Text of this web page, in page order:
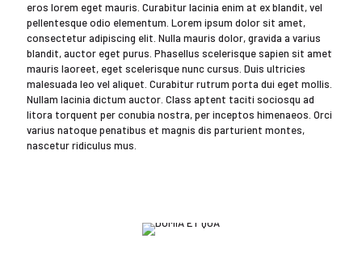
eros lorem eget mauris. Curabitur lacinia enim at ex blandit, vel
pellentesque odio elementum. Lorem ipsum dolor sit amet,
consectetur adipiscing elit. Nulla mauris dolor, gravida a varius
blandit, auctor eget purus. Phasellus scelerisque sapien sit amet
mauris laoreet, eget scelerisque nunc cursus. Duis ultricies
malesuada leo vel aliquet. Curabitur rutrum porta dui eget mollis.
Nullam lacinia dictum auctor. Class aptent taciti sociosqu ad
litora torquent per conubia nostra, per inceptos himenaeos. Orci
varius natoque penatibus et magnis dis parturient montes,
nascetur ridiculus mus.